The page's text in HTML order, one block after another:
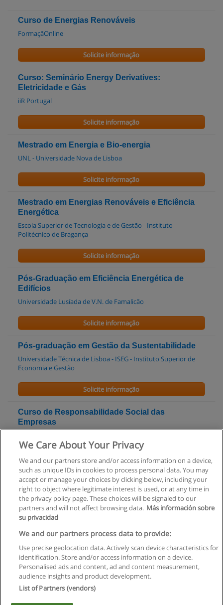
Curso de Energias Renováveis
FormaçãOnline
Solicite informação
Curso: Seminário Energy Derivatives:
Eletricidade e Gás
iiR Portugal
Solicite informação
Mestrado em Energia e Bio-energia
UNL - Universidade Nova de Lisboa
Solicite informação
Mestrado em Energias Renováveis e Eficiência
Energética
Escola Superior de Tecnologia e de Gestão - Instituto
Politécnico de Bragança
Solicite informação
Pós-Graduação em Eficiência Energética de
Edifícios
Universidade Lusíada de V.N. de Famalicão
Solicite informação
Pós-graduação em Gestão da Sustentabilidade
Universidade Técnica de Lisboa - ISEG - Instituto Superior de
Economia e Gestão
Solicite informação
Curso de Responsabilidade Social das
Empresas
Trabalhadores de Escritório, Comércio, Serviços e Novas
Solicite informação
Regras de uso
Privacidade de dados
Entrar em contato com Educaedu
Copyright © Educaedu Business S.L. - CIF : B-95610580: -
We Care About Your Privacy
We and our partners store and/or access information on a device,
such as unique IDs in cookies to process personal data. You may
accept or manage your choices by clicking below, including your
right to object where legitimate interest is used, or at any time in
the privacy policy page. These choices will be signaled to our
partners and will not affect browsing data. Más información sobre
su privacidad
We and our partners process data to provide:
Use precise geolocation data. Actively scan device characteristics for
identification. Store and/or access information on a device.
Personalised ads and content, ad and content measurement,
audience insights and product development.
List of Partners (vendors)